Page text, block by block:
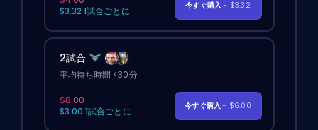
$3.32 1試合ごとに
今すぐ購入- $3.32
2試合
平均待ち時間 <30分
$8.00
$3.00 1試合ごとに
今すぐ購入- $6.00